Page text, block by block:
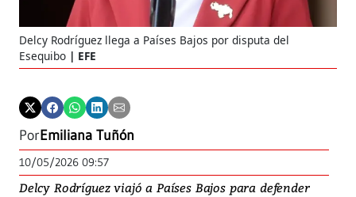
Delcy Rodríguez llega a Países Bajos por disputa del
Esequibo
EFE
PorEmiliana Tuñón
10/05/2026 09:57
Delcy Rodríguez viajó a Países Bajos para defender